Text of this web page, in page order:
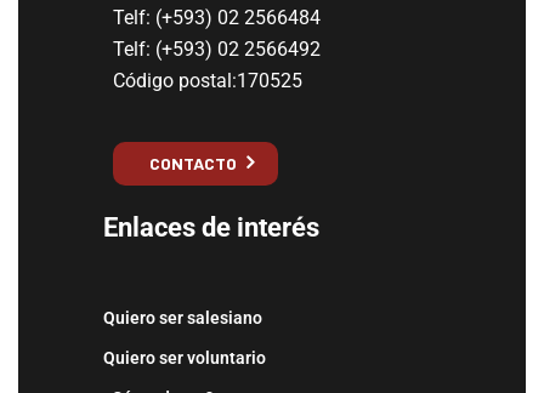
Telf: (+593) 02 2566484
Telf: (+593) 02 2566492
Código postal:170525
CONTACTO
Enlaces de interés
Quiero ser salesiano
Quiero ser voluntario